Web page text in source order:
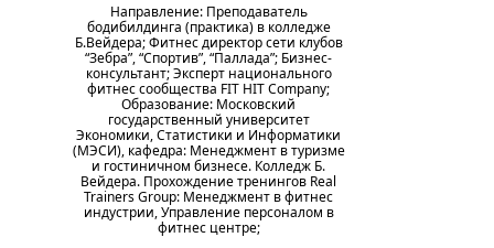
Направление: Преподаватель
бодибилдинга (практика) в колледже
Б.Вейдера; Фитнес директор сети клубов
“Зебра”, “Спортив”, “Паллада”; Бизнес-
консультант; Эксперт национального
фитнес сообщества FIT HIT Company;
Образование: Московский
государственный университет
Экономики, Статистики и Информатики
(МЭСИ), кафедра: Менеджмент в туризме
и гостиничном бизнесе. Колледж Б.
Вейдера. Прохождение тренингов Real
Trainers Group: Менеджмент в фитнес
индустрии, Управление персоналом в
фитнес центре;